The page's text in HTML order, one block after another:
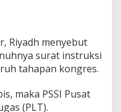
Riyadh menyebut
surat instruksi
tahapan kongres.
maka PSSI Pusat
(PLT).